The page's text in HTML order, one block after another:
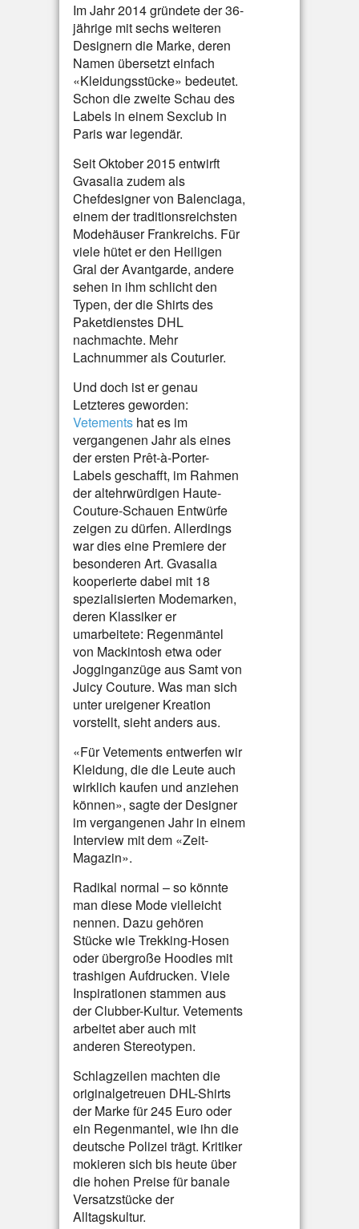
Im Jahr 2014 gründete der 36-
jährige mit sechs weiteren
Designern die Marke, deren
Namen übersetzt einfach
«Kleidungsstücke» bedeutet.
Schon die zweite Schau des
Labels in einem Sexclub in
Paris war legendär.
Seit Oktober 2015 entwirft
Gvasalia zudem als
Chefdesigner von Balenciaga,
einem der traditionsreichsten
Modehäuser Frankreichs. Für
viele hütet er den Heiligen
Gral der Avantgarde, andere
sehen in ihm schlicht den
Typen, der die Shirts des
Paketdienstes DHL
nachmachte. Mehr
Lachnummer als Couturier.
Und doch ist er genau
Letzteres geworden:
Vetements hat es im
vergangenen Jahr als eines
der ersten Prêt-à-Porter-
Labels geschafft, im Rahmen
der altehrwürdigen Haute-
Couture-Schauen Entwürfe
zeigen zu dürfen. Allerdings
war dies eine Premiere der
besonderen Art. Gvasalia
kooperierte dabei mit 18
spezialisierten Modemarken,
deren Klassiker er
umarbeitete: Regenmäntel
von Mackintosh etwa oder
Jogginganzüge aus Samt von
Juicy Couture. Was man sich
unter ureigener Kreation
vorstellt, sieht anders aus.
«Für Vetements entwerfen wir
Kleidung, die die Leute auch
wirklich kaufen und anziehen
können», sagte der Designer
im vergangenen Jahr in einem
Interview mit dem «Zeit-
Magazin».
Radikal normal – so könnte
man diese Mode vielleicht
nennen. Dazu gehören
Stücke wie Trekking-Hosen
oder übergroße Hoodies mit
trashigen Aufdrucken. Viele
Inspirationen stammen aus
der Clubber-Kultur. Vetements
arbeitet aber auch mit
anderen Stereotypen.
Schlagzeilen machten die
originalgetreuen DHL-Shirts
der Marke für 245 Euro oder
ein Regenmantel, wie ihn die
deutsche Polizei trägt. Kritiker
mokieren sich bis heute über
die hohen Preise für banale
Versatzstücke der
Alltagskultur.